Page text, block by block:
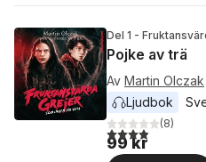
Del 1 -
Pojke av trä
Av Martin Olczak
Ljudbok
3,9utav 5(8)
99 kr